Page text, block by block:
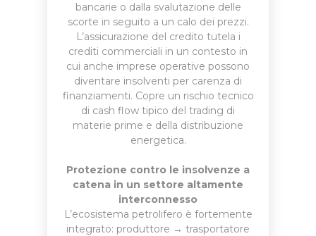
bancarie o dalla svalutazione delle
scorte in seguito a un calo dei prezzi.
L’assicurazione del credito tutela i
crediti commerciali in un contesto in
cui anche imprese operative possono
diventare insolventi per carenza di
finanziamenti. Copre un rischio tecnico
di cash flow tipico del trading di
materie prime e della distribuzione
energetica.
Protezione contro le insolvenze a
catena in un settore altamente
interconnesso
L’ecosistema petrolifero è fortemente
integrato: produttore → trasportatore